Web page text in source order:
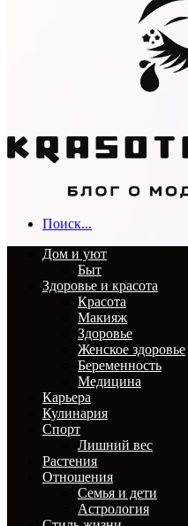
Поиск...
Дом и уют
Быт
Здоровье и красота
Красота
Макияж
Здоровье
Женское здоровье
Беременность
Медицина
Карьера
Кулинария
Спорт
Лишний вес
Растения
Отношения
Семья и дети
Астрология